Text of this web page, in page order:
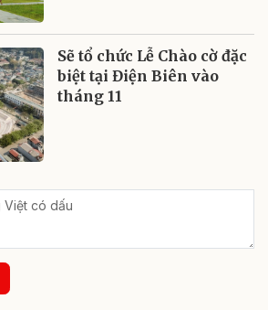
Sẽ tổ chức Lễ Chào cờ đặc
biệt tại Điện Biên vào
tháng 11